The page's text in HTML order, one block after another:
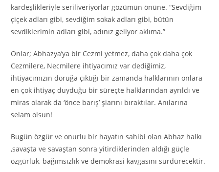
kardeşlikleriyle seriliveriyorlar gözümün önüne. “Sevdiğim
çiçek adları gibi, sevdiğim sokak adları gibi, bütün
sevdiklerimin adları gibi, adınız geliyor aklıma.”
Onlar; Abhazya’ya bir Cezmi yetmez, daha çok daha çok
Cezmilere, Necmilere ihtiyacımız var dediğimiz,
ihtiyacımızın doruğa çıktığı bir zamanda halklarının onlara
en çok ihtiyaç duyduğu bir süreçte halklarından ayrıldı ve
miras olarak da ‘önce barış’ şiarını bıraktılar. Anılarına
selam olsun!
Bugün özgür ve onurlu bir hayatın sahibi olan Abhaz halkı
,savaşta ve savaştan sonra yitirdiklerinden aldığı güçle
özgürlük, bağımsızlık ve demokrasi kavgasını sürdürecektir.